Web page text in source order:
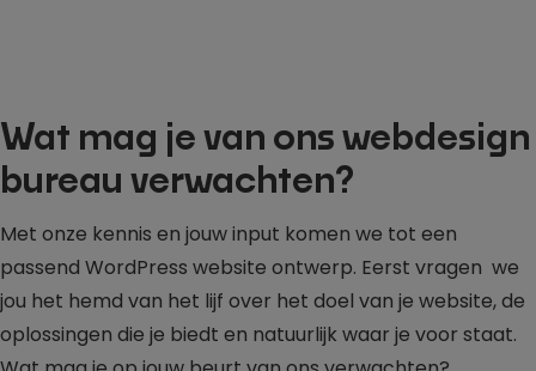
Wat mag je van ons webdesign
bureau verwachten?
Met onze kennis en jouw input komen we tot een
passend WordPress website ontwerp. Eerst vragen we
jou het hemd van het lijf over het doel van je website, de
oplossingen die je biedt en natuurlijk waar je voor staat.